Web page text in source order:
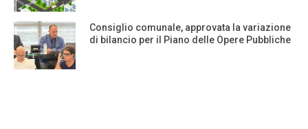
Consiglio comunale, approvata la variazione
di bilancio per il Piano delle Opere Pubbliche